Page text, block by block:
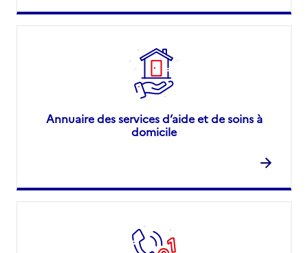
Annuaire des services d’aide et de soins à
domicile